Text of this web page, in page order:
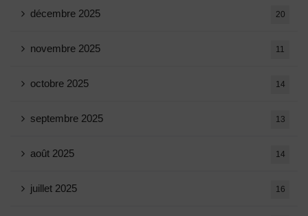
décembre 2025 20
novembre 2025 11
octobre 2025 14
septembre 2025 13
août 2025 14
juillet 2025 16